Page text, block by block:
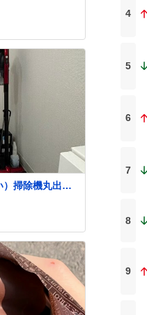
掃除機丸出し
4
5
6
7
8
9